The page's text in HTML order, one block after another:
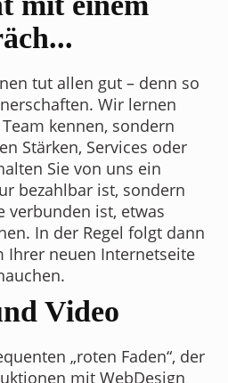
tut allen gut – denn so
Wir lernen
kennen, sondern
Stärken, Services oder
Sie von uns ein
bezahlbar ist, sondern
verbunden ist, etwas
In der Regel folgt dann
Ihrer neuen Internetseite
Video
„roten Faden“, der
mit WebDesign